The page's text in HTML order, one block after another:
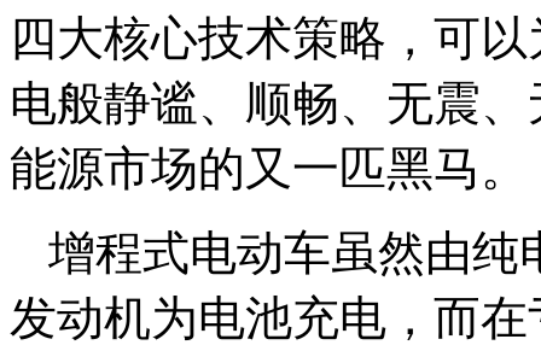
四大核心技术策略，可
电般静谧、顺畅、无震
能源市场的又一匹黑马。
增程式电动车虽然由纯
发动机为电池充电，而